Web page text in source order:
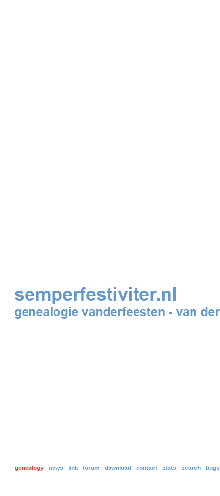
genealogy news link forum download contact stats search bugs